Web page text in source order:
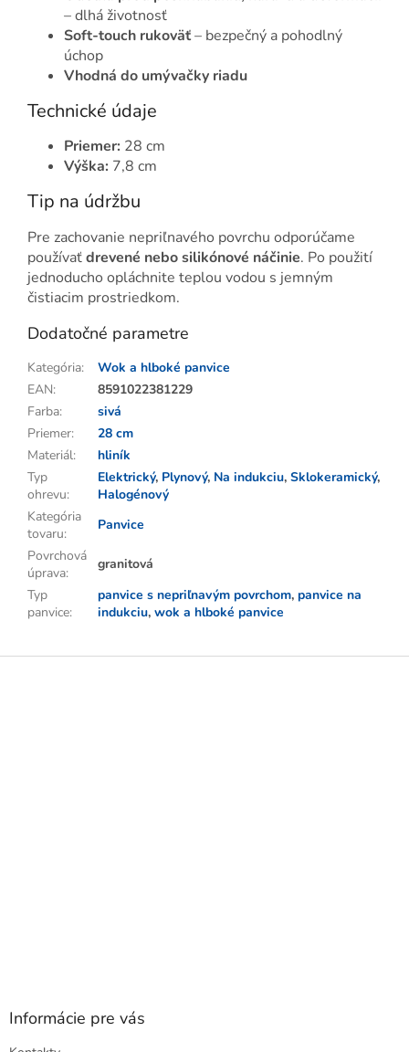
– dlhá životnosť
Soft‑touch rukoväť– bezpečný a pohodlný
úchop
Vhodná do umývačky riadu
Technické údaje
Priemer: 28 cm
Výška: 7,8 cm
Tip na údržbu
Pre zachovanie nepriľnavého povrchu odporúčame
používaťdrevené nebo silikónové náčinie. Po použití
jednoducho opláchnite teplou vodou s jemným
čistiacim prostriedkom.
Dodatočné parametre
Kategória:
Wok a hlboké panvice
EAN:
8591022381229
Farba:
sivá
Priemer:
28 cm
Materiál:
hliník
Typ
ohrevu:
Elektrický, Plynový, Na indukciu, Sklokeramický,
Halogénový
Kategória
tovaru:
Panvice
Povrchová
úprava:
granitová
Typ
panvice:
panvice s nepriľnavým povrchom, panvice na
indukciu, wok a hlboké panvice
Z
Informácie pre vás